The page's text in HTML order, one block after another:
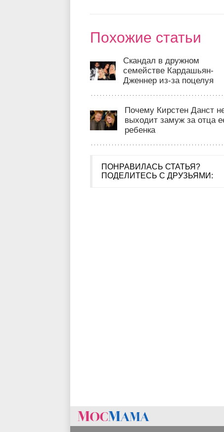
Похожие статьи
Скандал в дружном
семействе Кардашьян-
Дженнер из-за поцелуя
Почему Кирстен Данст
выходит замуж за отца
ребенка
ПОНРАВИЛАСЬ СТАТЬЯ?
ПОДЕЛИТЕСЬ С ДРУЗЬЯМИ: